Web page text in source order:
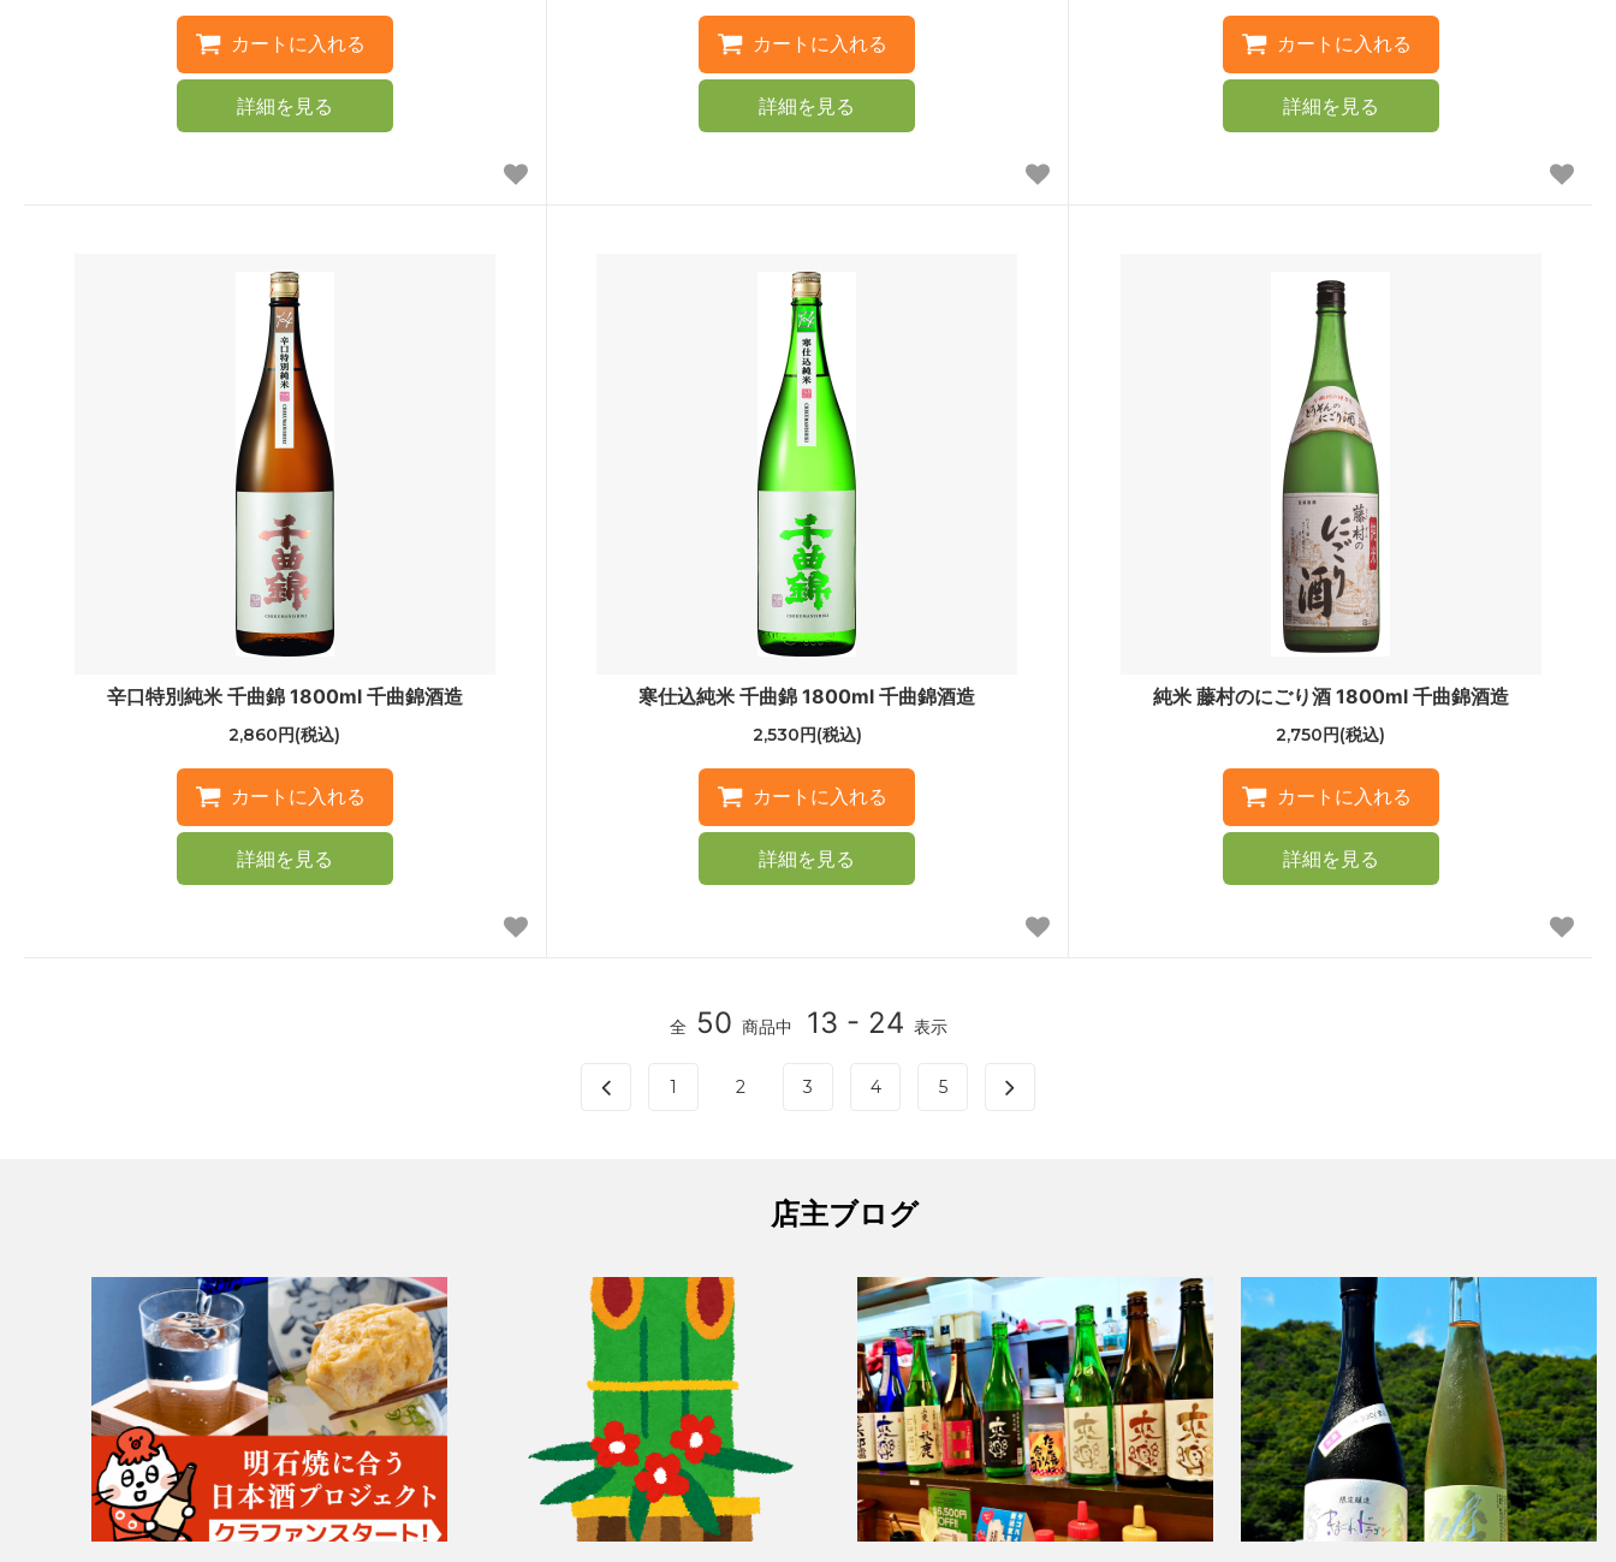
詳細を見る 詳細を見る 詳細を見る
辛口特別純米 千曲錦 1800ml 千曲錦酒造
2,860円(税込)
詳細を見る
寒仕込純米 千曲錦 1800ml 千曲錦酒造
2,530円(税込)
詳細を見る
純米 藤村のにごり酒 1800ml 千曲錦酒造
2,750円(税込)
詳細を見る
全 50 商品中 13 - 24 表示
1 2 3 4 5